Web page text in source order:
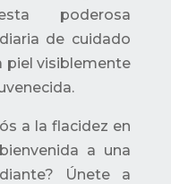
poderosa
de cuidado
piel visiblemente
a la flacidez en
a una
Únete a